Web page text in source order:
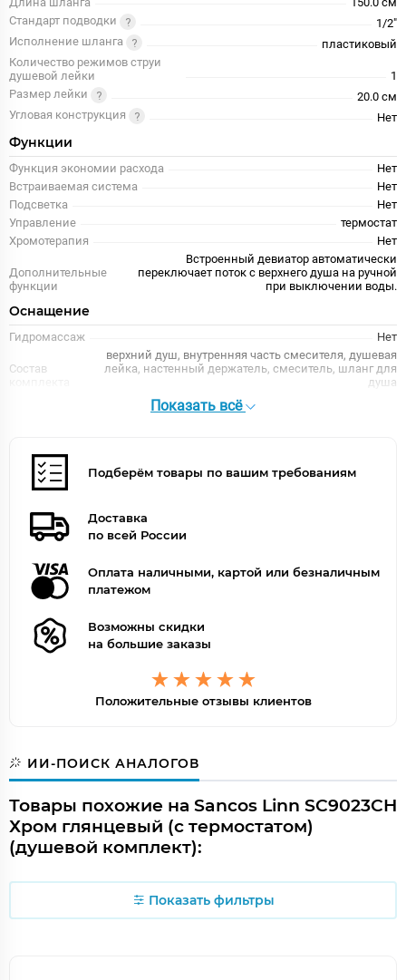
Стандарт подводки
1/2"
Исполнение шланга
пластиковый
Количество режимов струи
душевой лейки
1
Размер лейки
20.0 см
Угловая конструкция
Нет
Функции
Функция экономии расхода
Нет
Встраиваемая система
Нет
Подсветка
Нет
Управление
термостат
Хромотерапия
Нет
Дополнительные
функции
Встроенный девиатор автоматически
переключает поток с верхнего душа на ручной
при выключении воды.
Оснащение
Гидромассаж Нет
Состав
верхний душ, внутренняя часть смесителя, душевая
лейка, настенный держатель, смеситель, шланг для
душа
Излив для наполнения ванн
Смеситель
Поверхность
глянцевая
Дизайн
Форма
Цвет
Цвет точно
Показать всё
Подберём товары по вашим требованиям
Доставка
по всей России
Оплата наличными, картой или безналичным
платежом
Возможны скидки
на большие заказы
Положительные отзывы клиентов
ИИ-ПОИСК АНАЛОГОВ
Товары похожие на Sancos Linn SC9023CH
Хром глянцевый (с термостатом)
(душевой комплект):
Показать фильтры